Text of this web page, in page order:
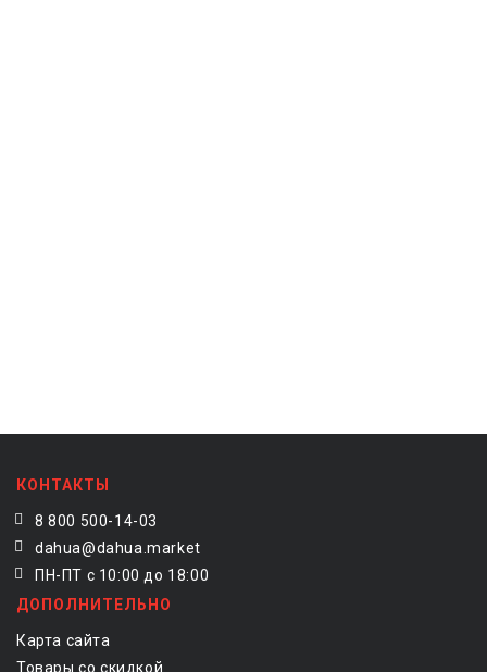
КОНТАКТЫ
8 800 500-14-03
dahua@dahua.market
ПН-ПТ с 10:00 до 18:00
ДОПОЛНИТЕЛЬНО
Карта сайта
Товары со скидкой